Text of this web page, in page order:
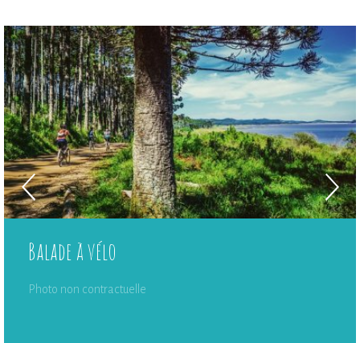
Balade à vélo
Photo non contractuelle